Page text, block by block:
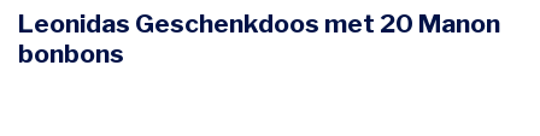
Leonidas Geschenkdoos met 20 Manon
bonbons